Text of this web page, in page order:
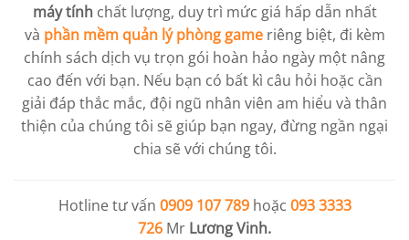
máy tínhchất lượng, duy trì mức giá hấp dẫn nhất
và phần mềm quản lý phòng gameriêng biệt, đi kèm
chính sách dịch vụ trọn gói hoàn hảo ngày một nâng
cao đến với bạn. Nếu bạn có bất kì câu hỏi hoặc cần
giải đáp thắc mắc, đội ngũ nhân viên am hiểu và thân
thiện của chúng tôi sẽ giúp bạn ngay, đừng ngần ngại
chia sẽ với chúng tôi.
Hotline tư vấn 0909 107 789hoặc 093 3333
726 Mr Lương Vinh.